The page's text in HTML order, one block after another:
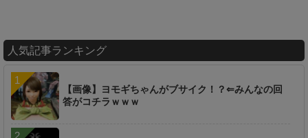
人気記事ランキング
【画像】ヨモギちゃんがブサイク！？⇐みんなの回
答がコチラｗｗｗ